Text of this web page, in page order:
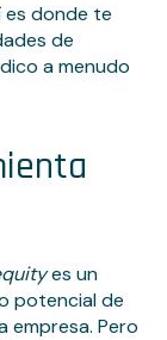
es donde te
de
a menudo
es un
potencial de
empresa. Pero